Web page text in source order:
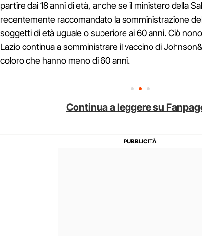
partire dai 18 anni di età, anche se il ministero della
recentemente raccomandato la somministrazione
soggetti di età uguale o superiore ai 60 anni. Ciò
Lazio continua a somministrare il vaccino di
coloro che hanno meno di 60 anni.
Continua a leggere su